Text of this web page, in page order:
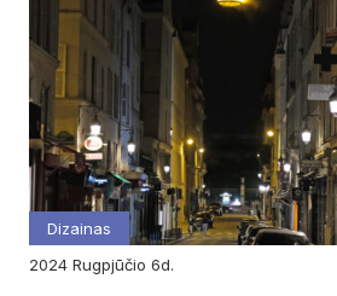
Dizainas
2024
rugpjūčio 6d.